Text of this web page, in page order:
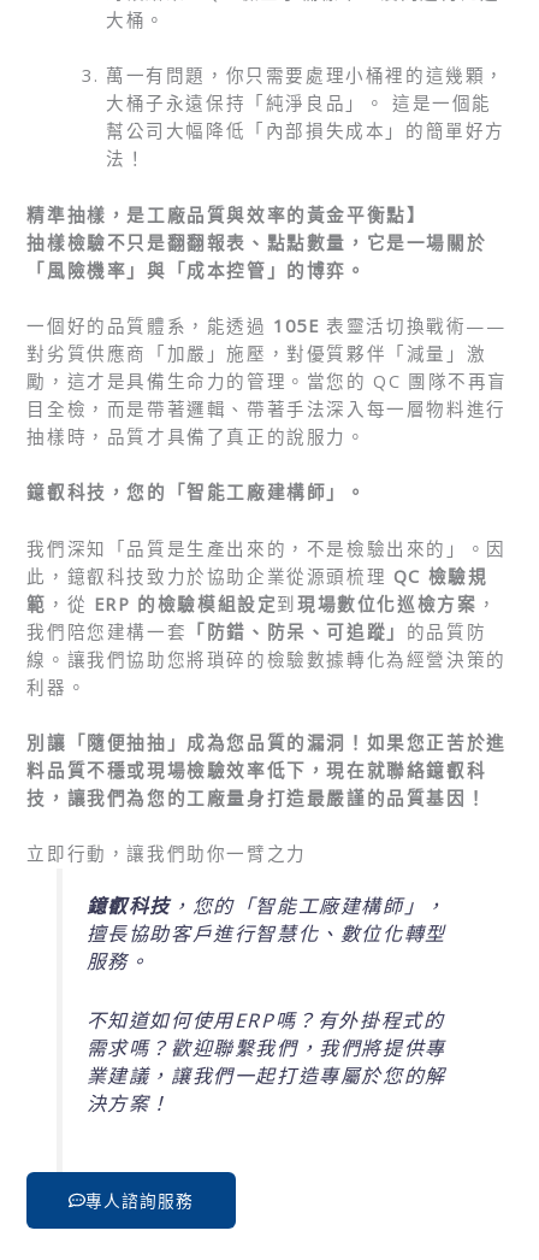
大桶。
萬一有問題，你只需要處理小桶裡的這幾顆，
大桶子永遠保持「純淨良品」。 這是一個能
幫公司大幅降低「內部損失成本」的簡單好方
法！
精準抽樣，是工廠品質與效率的黃金平衡點】
抽樣檢驗不只是翻翻報表、點點數量，它是一場關於
「風險機率」與「成本控管」的博弈。
一個好的品質體系，能透過 105E 表靈活切換戰術——
對劣質供應商「加嚴」施壓，對優質夥伴「減量」激
勵，這才是具備生命力的管理。當您的 QC 團隊不再盲
目全檢，而是帶著邏輯、帶著手法深入每一層物料進行
抽樣時，品質才具備了真正的說服力。
鐿叡科技，您的「智能工廠建構師」。
我們深知「品質是生產出來的，不是檢驗出來的」。因
此，鐿叡科技致力於協助企業從源頭梳理 QC 檢驗規
範 ，從 ERP 的檢驗模組設定到現場數位化巡檢方案 ，
我們陪您建構一套 「防錯、防呆、可追蹤」 的品質防
線。讓我們協助您將瑣碎的檢驗數據轉化為經營決策的
利器。
別讓「隨便抽抽」成為您品質的漏洞！如果您正苦於進
料品質不穩或現場檢驗效率低下，現在就聯絡鐿叡科
技，讓我們為您的工廠量身打造最嚴謹的品質基因！
立即行動，讓我們助你一臂之力
鐿叡科技，您的「智能工廠建構師」，
擅長協助客戶進行智慧化、數位化轉型
服務。
不知道如何使用ERP嗎？有外掛程式的
需求嗎？歡迎聯繫我們，我們將提供專
業建議，讓我們一起打造專屬於您的解
決方案！
專人諮詢服務